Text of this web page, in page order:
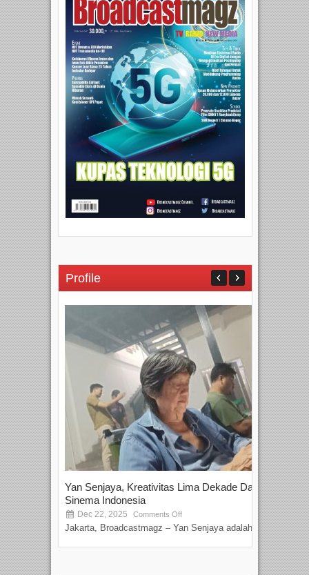
Profile
Yan Senjaya, Kreativitas Lima Dekade Dalam
Sinema Indonesia
Dec 22, 2025 Comments Off
Jakarta, Broadcastmagz – Yan Senjaya adalah...